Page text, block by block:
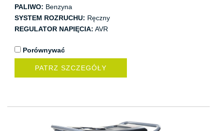
PALIWO: Benzyna
SYSTEM ROZRUCHU: Ręczny
REGULATOR NAPIĘCIA: AVR
Porównywać
PATRZ SZCZEGÓŁY